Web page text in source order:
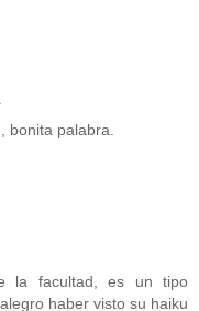
, bonita palabra.
la facultad, es un tipo
haber visto su haiku